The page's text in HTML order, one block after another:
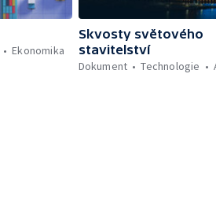
Ekonomika
Skvosty světového
stavitelství
Dokument
Technologie